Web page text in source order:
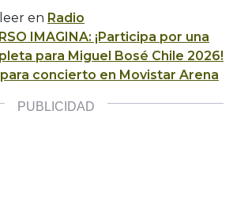
en Radio
IMAGINA: ¡Participa por una
para Miguel Bosé Chile 2026!
concierto en Movistar Arena